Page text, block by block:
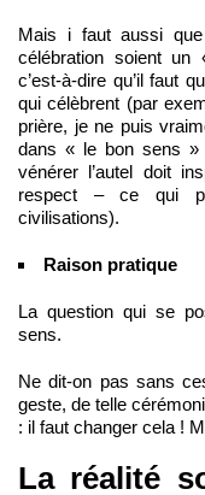
Mais i faut aussi
célébration soient un
c’est-à-dire qu’il faut
qui célèbrent (par
prière, je ne puis
dans « le bon sens »
vénérer l’autel doit
respect – ce qui
civilisations).
Raison pratique
La question qui se
sens.
Ne dit-on pas sans
geste, de telle
: il faut changer cela !
La réalité